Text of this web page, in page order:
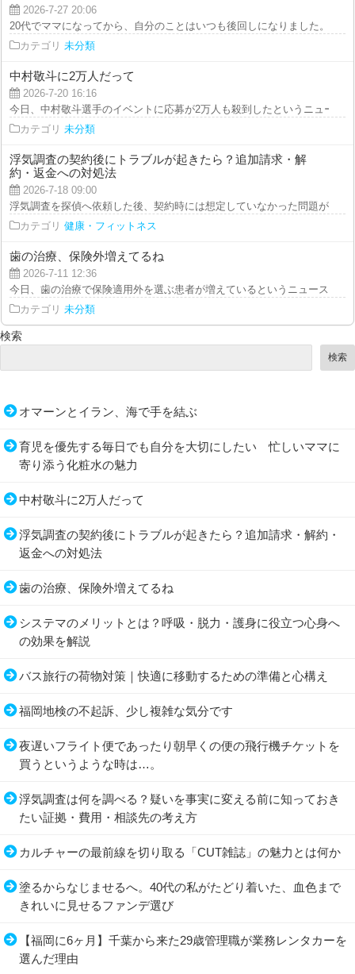
2026-7-27 20:06
20代でママになってから、自分のことはいつも後回しになりました。 朝
カテゴリ 未分類
中村敬斗に2万人だって
2026-7-20 16:16
今日、中村敬斗選手のイベントに応募が2万人も殺到したというニュース
カテゴリ 未分類
浮気調査の契約後にトラブルが起きたら？追加請求・解
約・返金への対処法
2026-7-18 09:00
浮気調査を探偵へ依頼した後、契約時には想定していなかった問題が起き
カテゴリ 健康・フィットネス
歯の治療、保険外増えてるね
2026-7-11 12:36
今日、歯の治療で保険適用外を選ぶ患者が増えているというニュースを見
カテゴリ 未分類
検索
検索
オマーンとイラン、海で手を結ぶ
育児を優先する毎日でも自分を大切にしたい 忙しいママに
寄り添う化粧水の魅力
中村敬斗に2万人だって
浮気調査の契約後にトラブルが起きたら？追加請求・解約・
返金への対処法
歯の治療、保険外増えてるね
システマのメリットとは？呼吸・脱力・護身に役立つ心身へ
の効果を解説
バス旅行の荷物対策｜快適に移動するための準備と心構え
福岡地検の不起訴、少し複雑な気分です
夜遅いフライト便であったり朝早くの便の飛行機チケットを
買うというような時は…。
浮気調査は何を調べる？疑いを事実に変える前に知っておき
たい証拠・費用・相談先の考え方
カルチャーの最前線を切り取る「CUT雑誌」の魅力とは何か
塗るからなじませるへ。40代の私がたどり着いた、血色まで
きれいに見せるファンデ選び
【福岡に6ヶ月】千葉から来た29歳管理職が業務レンタカーを
選んだ理由